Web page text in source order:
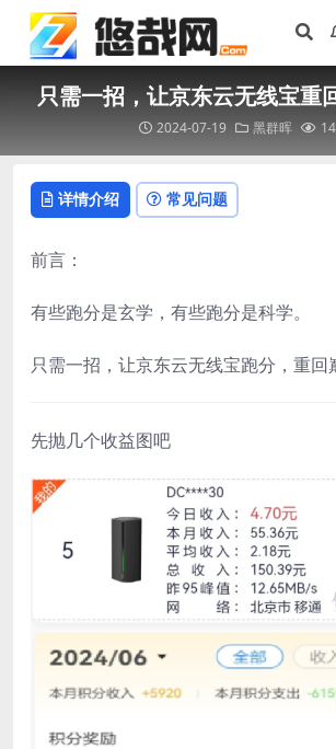
只需一招，让京东云无线宝重
2024-07-19 黑群晖
详情介绍 常见问题
前言：
有些跑分是玄学，有些跑分是科学。
只需一招，让京东云无线宝跑分，重回
先抛几个收益图吧